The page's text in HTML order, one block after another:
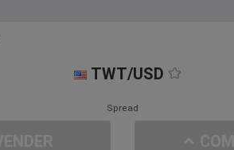
TWT/USD
Spread